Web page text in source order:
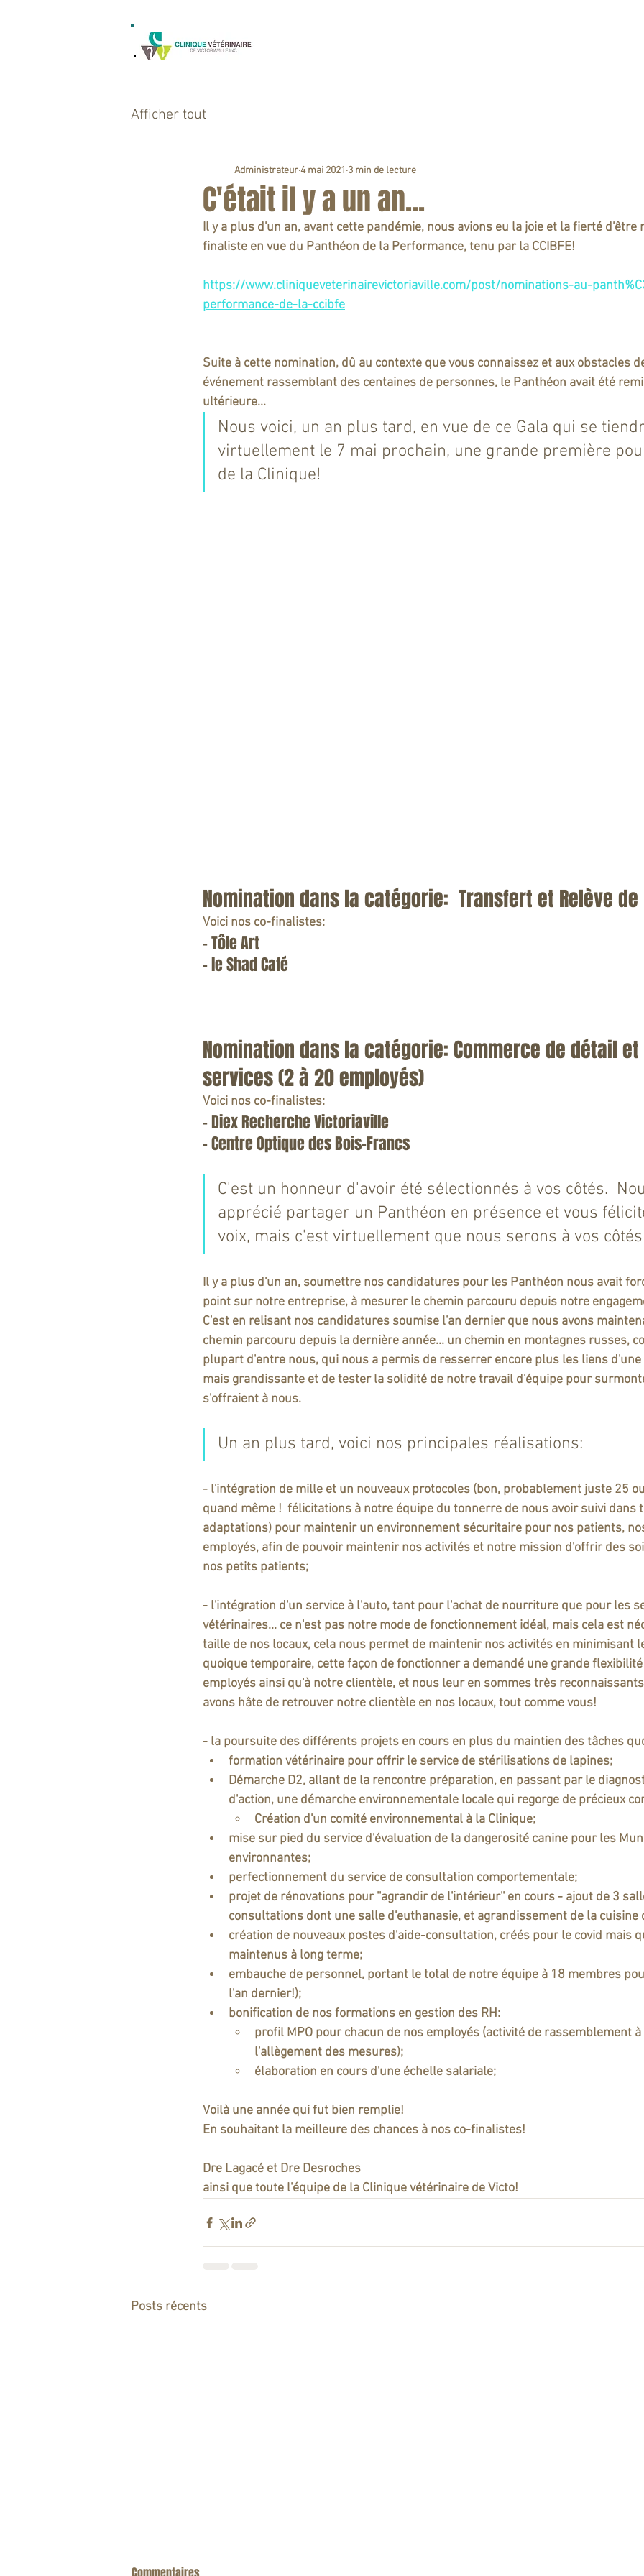
Afficher tout
C'était il y a un an...
Administrateur4 mai 2021 3 min de lecture
Il y a plus d'un an, avant cette pandémie, nous avions eu la joie et la fierté
finaliste en vue du Panthéon de la Performance, tenu par la CCIBFE!
https://www.cliniqueveterinairevictoriaville.com/post/nominations-au-
performance-de-la-ccibfe
Suite à cette nomination, dû au contexte que vous connaissez et aux obstacles
événement rassemblant des centaines de personnes, le Panthéon avait été
ultérieure...
Nous voici, un an plus tard, en vue de ce Gala qui se
virtuellement le 7 mai prochain, une grande première
de la Clinique!
Nomination dans la catégorie:  Transfert et Relève de
Voici nos co-finalistes:
- Tôle Art
- le Shad Café
Nomination dans la catégorie: Commerce de détail
services (2 à 20 employés)
Voici nos co-finalistes:
- Diex Recherche Victoriaville
- Centre Optique des Bois-Francs
C'est un honneur d'avoir été sélectionnés à vos côtés.
apprécié partager un Panthéon en présence et vous
voix, mais c'est virtuellement que nous serons à vos
Il y a plus d'un an, soumettre nos candidatures pour les Panthéon nous avait
point sur notre entreprise, à mesurer le chemin parcouru depuis notre
C'est en relisant nos candidatures soumise l'an dernier que nous avons
chemin parcouru depuis la dernière année... un chemin en montagnes russes,
plupart d'entre nous, qui nous a permis de resserrer encore plus les liens
mais grandissante et de tester la solidité de notre travail d'équipe pour
s'offraient à nous.
Un an plus tard, voici nos principales réalisations:
- l'intégration de mille et un nouveaux protocoles (bon, probablement juste 25
quand même !  félicitations à notre équipe du tonnerre de nous avoir suivi dans
adaptations) pour maintenir un environnement sécuritaire pour nos patients,
employés, afin de pouvoir maintenir nos activités et notre mission d'offrir des
nos petits patients;
- l'intégration d'un service à l'auto, tant pour l'achat de nourriture que pour les
vétérinaires... ce n'est pas notre mode de fonctionnement idéal, mais cela est
taille de nos locaux, cela nous permet de maintenir nos activités en minimisant
quoique temporaire, cette façon de fonctionner a demandé une grande
employés ainsi qu'à notre clientèle, et nous leur en sommes très
avons hâte de retrouver notre clientèle en nos locaux, tout comme vous!
- la poursuite des différents projets en cours en plus du maintien des tâches
formation vétérinaire pour offrir le service de stérilisations de lapines;
Démarche D2, allant de la rencontre préparation, en passant par le
d'action, une démarche environnementale locale qui regorge de précieux
Création d'un comité environnemental à la Clinique;
mise sur pied du service d'évaluation de la dangerosité canine pour les
environnantes;
perfectionnement du service de consultation comportementale;
projet de rénovations pour ''agrandir de l'intérieur'' en cours - ajout de 3
consultations dont une salle d'euthanasie, et agrandissement de la cuisine
création de nouveaux postes d'aide-consultation, créés pour le covid mais
maintenus à long terme;
embauche de personnel, portant le total de notre équipe à 18 membres
l'an dernier!);
bonification de nos formations en gestion des RH:
profil MPO pour chacun de nos employés (activité de rassemblement
l'allègement des mesures);
élaboration en cours d'une échelle salariale;
Voilà une année qui fut bien remplie!
En souhaitant la meilleure des chances à nos co-finalistes!
Dre Lagacé et Dre Desroches
ainsi que toute l'équipe de la Clinique vétérinaire de Victo!
Posts récents
Commentaires